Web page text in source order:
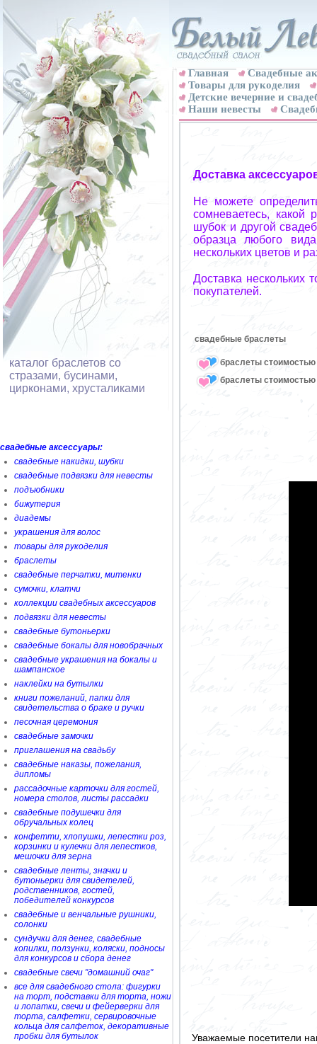
каталог браслетов со
стразами, бусинами,
цирконами, хрусталиками
свадебные аксессуары:
свадебные накидки, шубки
свадебные подвязки для невесты
подъюбники
бижутерия
диадемы
украшения для волос
товары для рукоделия
браслеты
свадебные перчатки, митенки
сумочки, клатчи
коллекции свадебных аксессуаров
подвязки для невесты
свадебные бутоньерки
свадебные бокалы для новобрачных
свадебные украшения на бокалы и
шампанское
наклейки на бутылки
книги пожеланий, папки для
свидетельства о браке и ручки
песочная церемония
свадебные замочки
приглашения на свадьбу
свадебные наказы, пожелания,
дипломы
рассадочные карточки для гостей,
номера столов, листы рассадки
свадебные подушечки для
обручальных колец
конфетти, хлопушки, лепестки роз,
корзинки и кулечки для лепестков,
мешочки для зерна
свадебные ленты, значки и
бутоньерки для свидетелей,
родственников, гостей,
победителей конкурсов
свадебные и венчальные рушники,
солонки
сундучки для денег, свадебные
копилки, ползунки, коляски, подносы
для конкурсов и сбора денег
свадебные свечи "домашний очаг"
все для свадебного стола: фигурки
на торт, подставки для торта, ножи
и лопатки, свечи и фейерверки для
торта, салфетки, сервировочные
кольца для салфеток, декоративные
пробки для бутылок
Главная
Свадебные
Товары для рукоделия
Детские вечерние и
Наши невесты
Доставка
Не можете
сомневаетесь, какой
шубок и другой
образца любого
нескольких цветов и
Доставка нескольких
покупателей.
свадебные браслеты
браслеты
браслеты стоимостью
Уважаемые посетители